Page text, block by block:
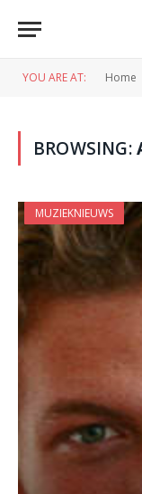
YOU ARE AT: Home
BROWSING:
MUZIEKNIEUWS